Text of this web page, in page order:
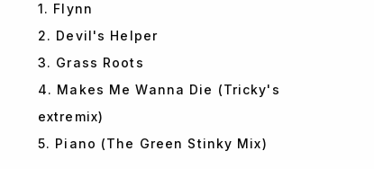
1. Flynn
2. Devil's Helper
3. Grass Roots
4. Makes Me Wanna Die (Tricky's
extremix)
5. Piano (The Green Stinky Mix)